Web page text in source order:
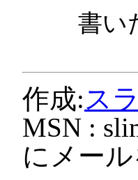
書い
作成:ス
MSN :
にメー